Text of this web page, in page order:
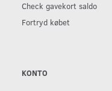
Check gavekort saldo
Fortryd købet
KONTO